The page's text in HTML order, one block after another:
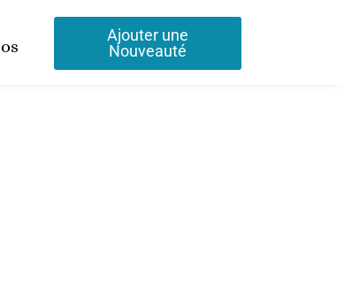
Ajouter une
Nouveauté